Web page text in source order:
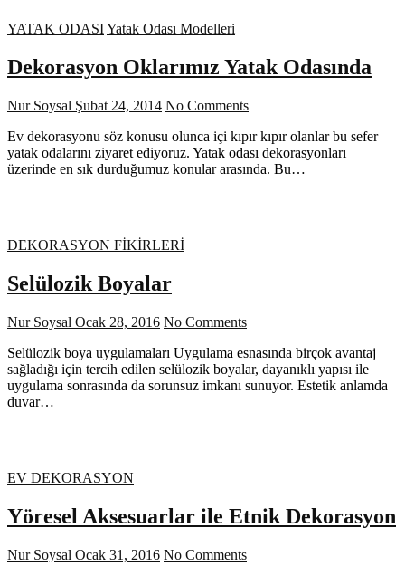
YATAK ODASIYatak Odası Modelleri
Dekorasyon Oklarımız Yatak Odasında
Nur Soysal Şubat 24, 2014 No Comments
Ev dekorasyonu söz konusu olunca içi kıpır kıpır olanlar bu sefer
yatak odalarını ziyaret ediyoruz. Yatak odası dekorasyonları
üzerinde en sık durduğumuz konular arasında. Bu…
DEKORASYON FİKİRLERİ
Selülozik Boyalar
Nur Soysal Ocak 28, 2016 No Comments
Selülozik boya uygulamaları Uygulama esnasında birçok avantaj
sağladığı için tercih edilen selülozik boyalar, dayanıklı yapısı ile
uygulama sonrasında da sorunsuz imkanı sunuyor. Estetik anlamda
duvar…
EV DEKORASYON
Yöresel Aksesuarlar ile Etnik Dekorasyon
Nur Soysal Ocak 31, 2016 No Comments